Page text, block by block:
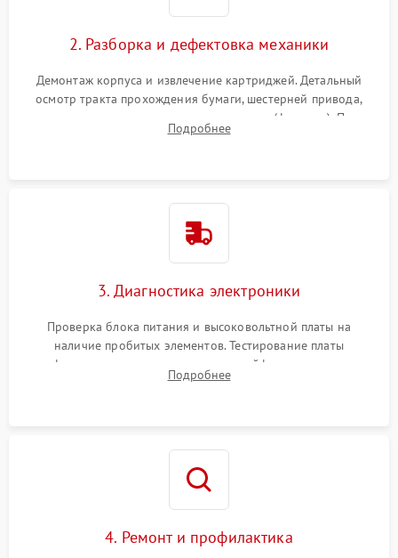
2. Разборка и дефектовка механики
Демонтаж корпуса и извлечение картриджей. Детальный
осмотр тракта прохождения бумаги, шестерней привода,
роликов захвата и узла термозакрепления (фьюзера). Поиск
физического износа и повреждений деталей.
Подробнее
3. Диагностика электроники
Проверка блока питания и высоковольтной платы на
наличие пробитых элементов. Тестирование платы
форматирования, целостности шлейфов, контактов
картриджа и оптопар (датчиков прохождения и наличия
Подробнее
4. Ремонт и профилактика